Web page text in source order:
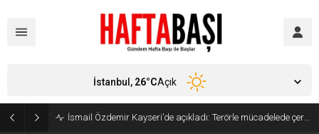
Süleyman Soylu ‘çok korktum’ deyip ilk kez açıkladı: En büyük tehdit dışarısıdır!
İstanbul, 26°CAçık